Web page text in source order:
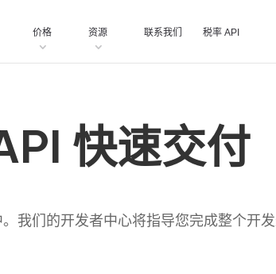
价格 资源 联系我们 税率 API
快速交付
我们的开发者中心将指导您完成整个开